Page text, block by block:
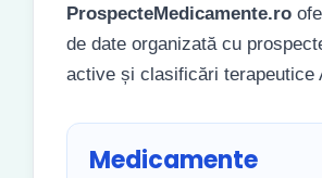
ProspecteMedicamente.ro
de date organizată cu
active și clasificări terapeutice
Medicamente